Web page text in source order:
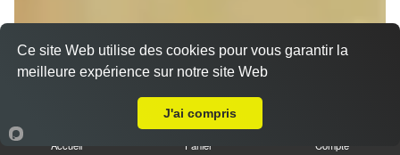
Sandwich döner poulet
Accueil Panier Compte
Ce site Web utilise des cookies pour vous garantir la
meilleure expérience sur notre site Web
J'ai compris